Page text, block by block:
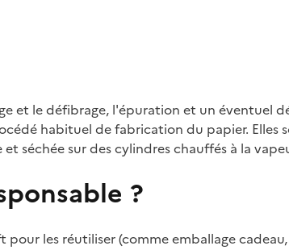
et le défibrage, l'épuration et un éventuel
habituel de fabrication du papier. Elles
séchée sur des cylindres chauffés à la
?
les réutiliser (comme emballage